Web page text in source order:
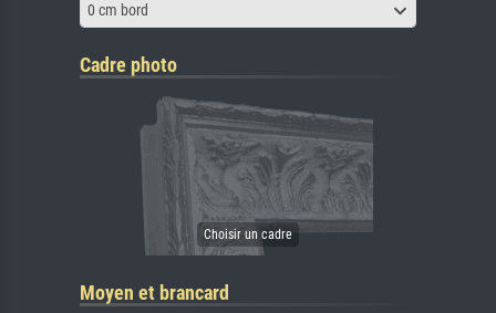
0 cm bord
Cadre photo
Moyen et brancard